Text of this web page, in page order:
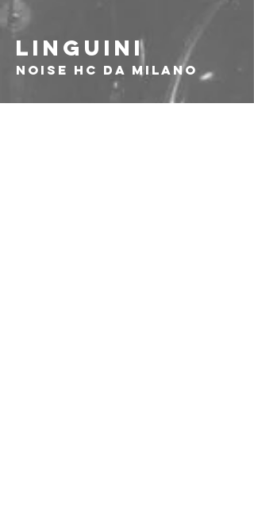
LINGUINI
Noise HC da Milano